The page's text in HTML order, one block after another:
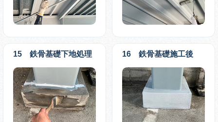
15 鉄骨基礎下地処理 16 鉄骨基礎施工後